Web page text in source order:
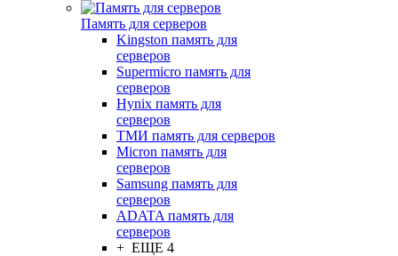
Память для серверов
Kingston память для
серверов
Supermicro память для
серверов
Hynix память для
серверов
ТМИ память для серверов
Micron память для
серверов
Samsung память для
серверов
ADATA память для
серверов
+ ЕЩЕ 4